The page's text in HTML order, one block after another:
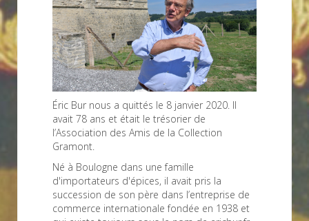
Éric Bur nous a quittés le 8 janvier 2020. Il
avait 78 ans et était le trésorier de
l’Association des Amis de la Collection
Gramont.
Né à Boulogne dans une famille
d'importateurs d'épices, il avait pris la
succession de son père dans l’entreprise de
commerce internationale fondée en 1938 et